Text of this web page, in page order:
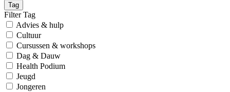
Tag
Filter Tag
Advies & hulp
Cultuur
Cursussen & workshops
Dag & Dauw
Health Podium
Jeugd
Jongeren